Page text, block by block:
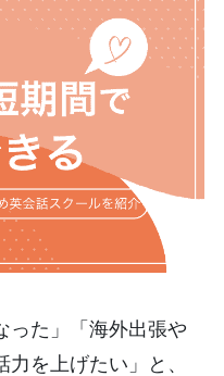
った」「海外出張や
を上げたい」と、